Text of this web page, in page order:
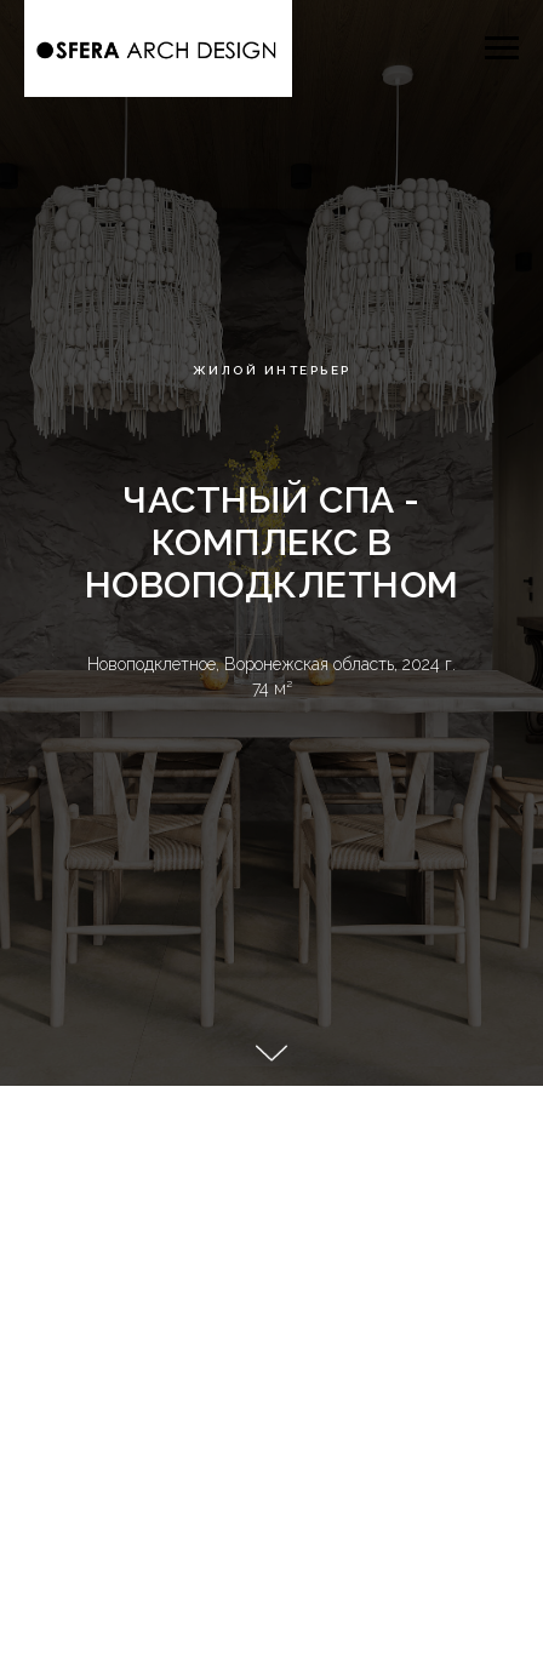
ЖИЛОЙ ИНТЕРЬЕР
ЧАСТНЫЙ СПА -
КОМПЛЕКС В
НОВОПОДКЛЕТНОМ
Новоподклетное, Воронежская область, 2024 г.
74 м²